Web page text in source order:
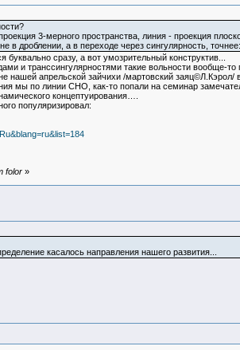
3-мерного пространства, линия - проекция
дроблении, а в переходе через сингулярность, точнее:
сразу, а вот умозрительный конструктив...
и транссингулярностями такие вольности вообще-то
апрельской зайчихи /мартовский заяц©Л.Кэрол/
мы по линии СНО, как-то попали на семинар
концептуирования….
популяризировал:
folor»
касалось направления нашего развития...